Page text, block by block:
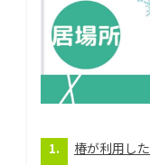
椿が利用し